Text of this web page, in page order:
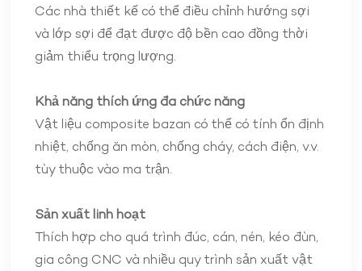
Các nhà thiết kế có thể điều chỉnh hướng sợi
và lớp sợi để đạt được độ bền cao đồng thời
giảm thiểu trọng lượng.
Khả năng thích ứng đa chức năng
Vật liệu composite bazan có thể có tính ổn định
nhiệt, chống ăn mòn, chống cháy, cách điện, v.v.
tùy thuộc vào ma trận.
Sản xuất linh hoạt
Thích hợp cho quá trình đúc, cán, nén, kéo đùn,
gia công CNC và nhiều quy trình sản xuất vật